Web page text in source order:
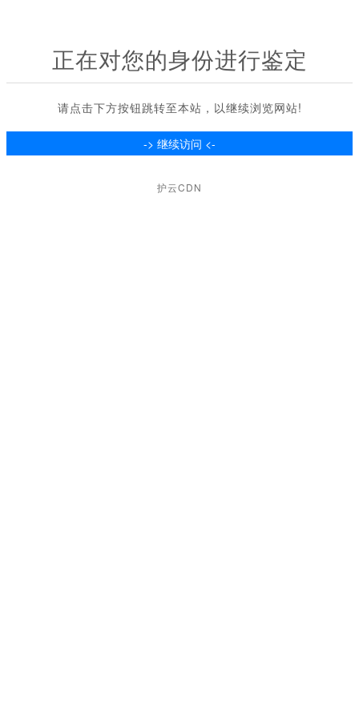
正在对您的身份进行鉴定
请点击下方按钮跳转至本站，以继续浏览网站!
护云CDN